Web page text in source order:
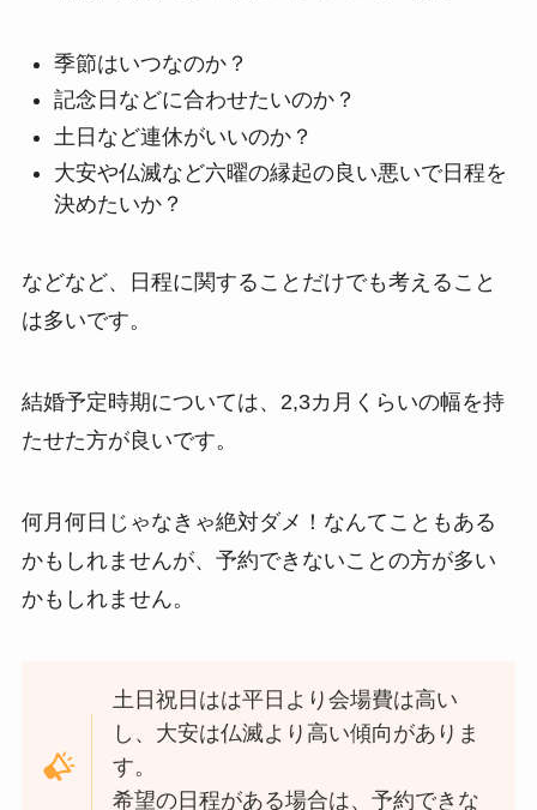
季節はいつなのか？
記念日などに合わせたいのか？
土日など連休がいいのか？
大安や仏滅など六曜の縁起の良い悪いで日程を
決めたいか？
などなど、日程に関することだけでも考えること
は多いです。
結婚予定時期については、2,3カ月くらいの幅を持
たせた方が良いです。
何月何日じゃなきゃ絶対ダメ！なんてこともある
かもしれませんが、予約できないことの方が多い
かもしれません。
土日祝日はは平日より会場費は高い
し、大安は仏滅より高い傾向がありま
す。
希望の日程がある場合は、予約できな